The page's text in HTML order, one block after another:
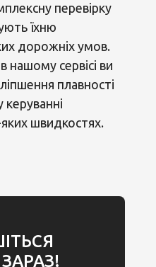
перевірку
їхню
дорожніх умов.
нашому сервісі ви
плавності
керуванні
швидкостях.